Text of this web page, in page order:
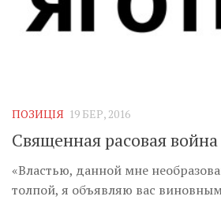
ПОЗИЦІЯ 19 БЕР, 2016
Священная расовая
«Властью, данной мне
толпой, я объявляю вас